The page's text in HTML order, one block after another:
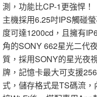
測，功能比CP-1更強悍！
主機採用6.25吋IPS觸碰
度可達1200cd，且擁有
角的SONY 662星光二代
質，採用SONY的星光夜
牌，記憶卡最大可支援
式，儲存格式是TS碼流